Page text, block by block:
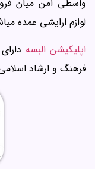
واسطی امن میان
لوازم ارایشی عمده
اپلیکیشن البسه
فرهنگ و ارشاد